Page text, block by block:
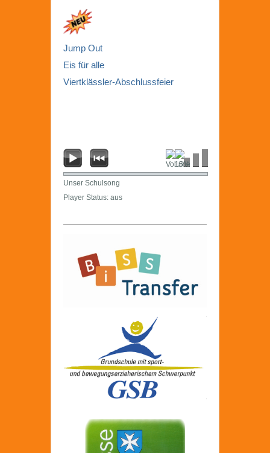
Jump Out
Eis für alle
Viertklässler-Abschlussfeier
Unser Schulsong
Player Status: aus